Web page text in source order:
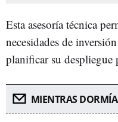
Esta asesoría técnica
necesidades de
planificar su despliegue
MIENTRAS